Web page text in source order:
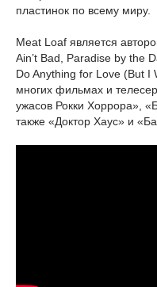
пластинок по всему миру.
Meat Loaf является
Ain’t Bad, Paradise by the
Do Anything for Love (But I
многих фильмах и
ужасов Рокки Хоррора»,
также «Доктор Хаус» и